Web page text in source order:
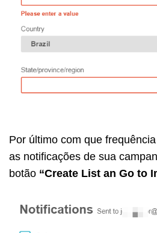
Por último com que
as notificações de sua
botão “Create List an Go to